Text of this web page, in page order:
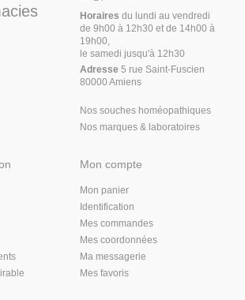
Horaires du lundi au vendredi
de 9h00 à 12h30 et de 14h00 à
19h00,
le samedi jusqu'à 12h30
Adresse 5 rue Saint-Fuscien
80000 Amiens
Nos souches homéopathiques
Nos marques & laboratoires
Mon compte
Mon panier
Identification
Mes commandes
Mes coordonnées
Ma messagerie
Mes favoris